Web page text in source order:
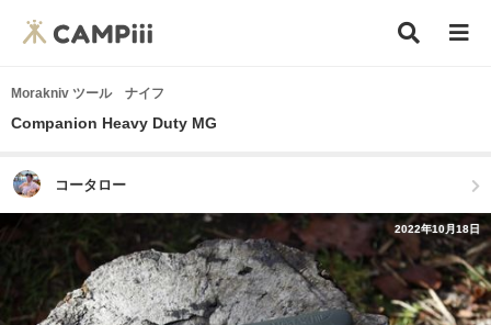
Morakniv ツール ナイフ
Companion Heavy Duty MG
コータロー
2022年10月18日